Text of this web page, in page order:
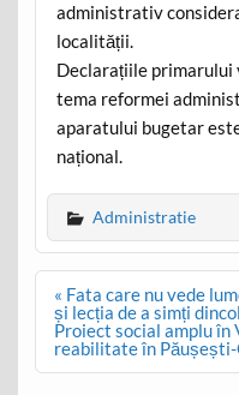
administrativ
localității.
Declarațiile primarului
tema reformei
aparatului bugetar
național.
Administratie
Post
navigation
« Fata care nu vede
și lecția de a simți
Proiect social amplu în
reabilitate în Păușești-